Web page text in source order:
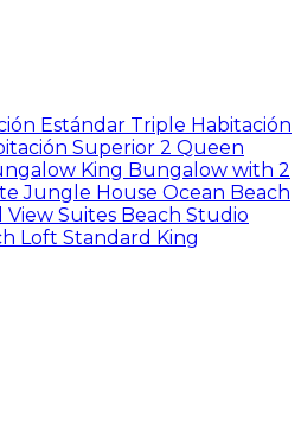
Estándar Triple Habitación
Superior 2 Queen
King Bungalow with 2
Jungle House Ocean Beach
View Suites Beach Studio
Loft Standard King